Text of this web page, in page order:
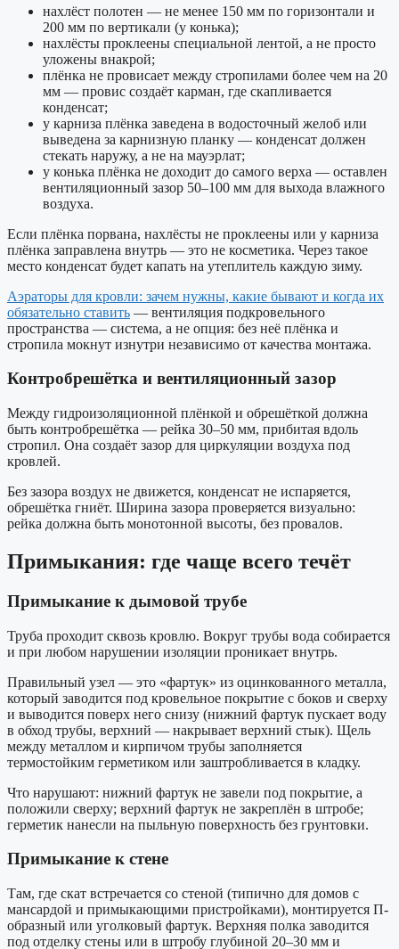
нахлёст полотен — не менее 150 мм по горизонтали и
200 мм по вертикали (у конька);
нахлёсты проклеены специальной лентой, а не просто
уложены внакрой;
плёнка не провисает между стропилами более чем на 20
мм — провис создаёт карман, где скапливается
конденсат;
у карниза плёнка заведена в водосточный желоб или
выведена за карнизную планку — конденсат должен
стекать наружу, а не на мауэрлат;
у конька плёнка не доходит до самого верха — оставлен
вентиляционный зазор 50–100 мм для выхода влажного
воздуха.
Если плёнка порвана, нахлёсты не проклеены или у карниза
плёнка заправлена внутрь — это не косметика. Через такое
место конденсат будет капать на утеплитель каждую зиму.
Аэраторы для кровли: зачем нужны, какие бывают и когда их
обязательно ставить — вентиляция подкровельного
пространства — система, а не опция: без неё плёнка и
стропила мокнут изнутри независимо от качества монтажа.
Контробрешётка и вентиляционный зазор
Между гидроизоляционной плёнкой и обрешёткой должна
быть контробрешётка — рейка 30–50 мм, прибитая вдоль
стропил. Она создаёт зазор для циркуляции воздуха под
кровлей.
Без зазора воздух не движется, конденсат не испаряется,
обрешётка гниёт. Ширина зазора проверяется визуально:
рейка должна быть монотонной высоты, без провалов.
Примыкания: где чаще всего течёт
Примыкание к дымовой трубе
Труба проходит сквозь кровлю. Вокруг трубы вода собирается
и при любом нарушении изоляции проникает внутрь.
Правильный узел — это «фартук» из оцинкованного металла,
который заводится под кровельное покрытие с боков и сверху
и выводится поверх него снизу (нижний фартук пускает воду
в обход трубы, верхний — накрывает верхний стык). Щель
между металлом и кирпичом трубы заполняется
термостойким герметиком или заштробливается в кладку.
Что нарушают: нижний фартук не завели под покрытие, а
положили сверху; верхний фартук не закреплён в штробе;
герметик нанесли на пыльную поверхность без грунтовки.
Примыкание к стене
Там, где скат встречается со стеной (типично для домов с
мансардой и примыкающими пристройками), монтируется П-
образный или уголковый фартук. Верхняя полка заводится
под отделку стены или в штробу глубиной 20–30 мм и